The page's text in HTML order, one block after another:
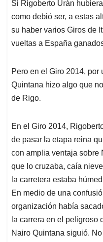
s
A
p
p
b
o
o
k
e
d
I
n
l
Si Rigoberto Urán
como debió ser, a estas
su haber varios Giros de
vueltas a España
Pero en el Giro 2014,
Quintana hizo algo que
de Rigo.
En el Giro 2014,
de pasar la etapa reina
con amplia ventaja sobre
que lo cruzaba, caía
la carretera estaba
En medio de una
organización había
la carrera en el peligroso
Nairo Quintana siguió.